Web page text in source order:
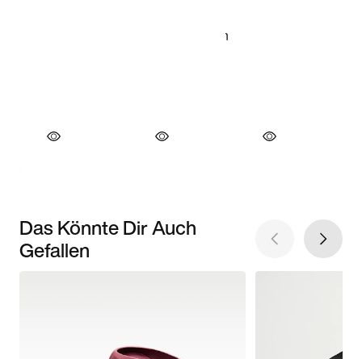
Das Könnte Dir Auch
Gefallen